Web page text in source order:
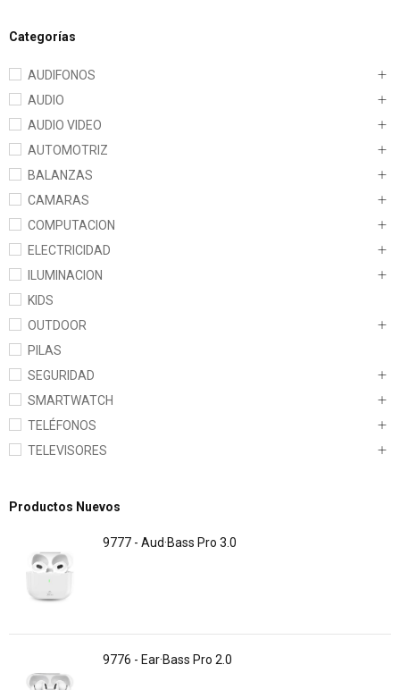
Categorías
AUDIFONOS
AUDIO
AUDIO VIDEO
AUTOMOTRIZ
BALANZAS
CAMARAS
COMPUTACION
ELECTRICIDAD
ILUMINACION
KIDS
OUTDOOR
PILAS
SEGURIDAD
SMARTWATCH
TELÉFONOS
TELEVISORES
Productos Nuevos
9777 - Aud·Bass Pro 3.0
9776 - Ear·Bass Pro 2.0